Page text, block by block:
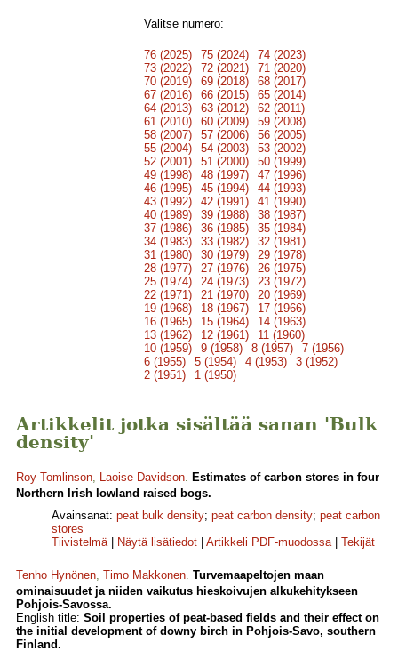
Valitse numero:
76 (2025) 75 (2024)
74 (2023)
73 (2022)
72 (2021)
71 (2020)
70 (2019)
69 (2018)
68 (2017)
67 (2016)
66 (2015)
65 (2014)
64 (2013)
63 (2012)
62 (2011)
61 (2010)
60 (2009)
59 (2008)
58 (2007)
57 (2006)
56 (2005)
55 (2004)
54 (2003)
53 (2002)
52 (2001)
51 (2000)
50 (1999)
49 (1998)
48 (1997)
47 (1996)
46 (1995)
45 (1994)
44 (1993)
43 (1992)
42 (1991)
41 (1990)
40 (1989)
39 (1988)
38 (1987)
37 (1986)
36 (1985)
35 (1984)
34 (1983)
33 (1982)
32 (1981)
31 (1980)
30 (1979)
29 (1978)
28 (1977)
27 (1976)
26 (1975)
25 (1974)
24 (1973)
23 (1972)
22 (1971)
21 (1970)
20 (1969)
19 (1968)
18 (1967)
17 (1966)
16 (1965)
15 (1964)
14 (1963)
13 (1962)
12 (1961)
11 (1960)
10 (1959)
9 (1958) 8 (1957)
7 (1956)
6 (1955)
5 (1954) 4 (1953)
3 (1952)
2 (1951)
1 (1950)
Artikkelit jotka sisältää sanan 'Bulk
density'
Roy Tomlinson, Laoise Davidson. Estimates of carbon stores in four
Northern Irish lowland raised bogs.
Avainsanat: peat bulk density; peat carbon density; peat carbon
stores
Tiivistelmä| Näytä lisätiedot Artikkeli PDF-muodossa| Tekijät
Tenho Hynönen, Timo Makkonen. Turvemaapeltojen maan
ominaisuudet ja niiden vaikutus hieskoivujen alkukehitykseen
Pohjois-Savossa.
English title: Soil properties of peat-based fields and their effect on
the initial development of downy birch in Pohjois-Savo, southern
Finland.